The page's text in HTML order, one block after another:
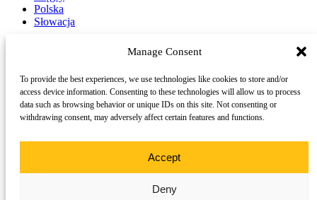
Manage Consent
To provide the best experiences, we use technologies like cookies to store and/or
access device information. Consenting to these technologies will allow us to process
data such as browsing behavior or unique IDs on this site. Not consenting or
withdrawing consent, may adversely affect certain features and functions.
Accept
Deny
Polska
Słowacja
LinkedIn
YouTube
TRACE to projekt wspierany przez konsorcjum partnerów w całej
zbierania anonimizowanych danych do celów badawczych i